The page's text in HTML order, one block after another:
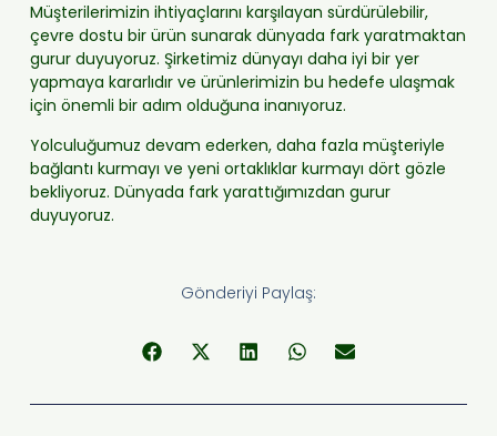
Müşterilerimizin ihtiyaçlarını karşılayan sürdürülebilir,
çevre dostu bir ürün sunarak dünyada fark yaratmaktan
gurur duyuyoruz. Şirketimiz dünyayı daha iyi bir yer
yapmaya kararlıdır ve ürünlerimizin bu hedefe ulaşmak
için önemli bir adım olduğuna inanıyoruz.
Yolculuğumuz devam ederken, daha fazla müşteriyle
bağlantı kurmayı ve yeni ortaklıklar kurmayı dört gözle
bekliyoruz. Dünyada fark yarattığımızdan gurur
duyuyoruz.
Gönderiyi Paylaş: